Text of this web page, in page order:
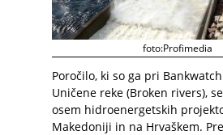
foto:Profimedia
Poročilo, ki so ga pri
Uničene reke (Broken rivers),
osem hidroenergetskih
Makedoniji in na Hrvaškem.